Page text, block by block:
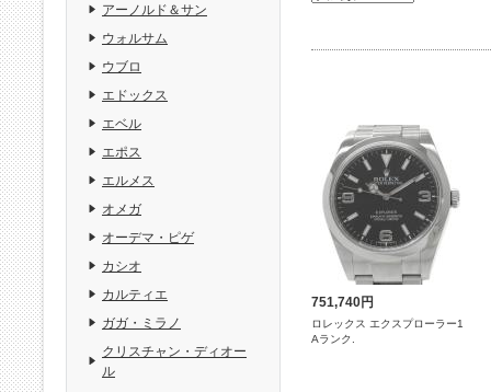
751,740円
ロレックス エクスプローラー1
Aランク.
アーノルド＆サン
ウォルサム
ウブロ
エドックス
エベル
エポス
エルメス
オメガ
オーデマ・ピゲ
カシオ
カルティエ
ガガ・ミラノ
クリスチャン・ディオー
ル